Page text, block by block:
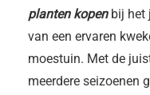
planten kopenbij het
van een ervaren
moestuin. Met de
meerdere seizoenen